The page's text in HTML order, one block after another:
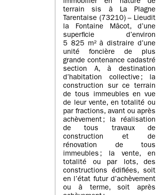
immobilier en nature de
terrain sis à La Plagne
Tarentaise (73210) – Lieudit
la Fontaine Mâcot, d’une
superficie d’environ
5 825 m² à distraire d’une
unité foncière de plus
grande contenance cadastré
section A, à destination
d’habitation collective ; la
construction sur ce terrain
de tous immeubles en vue
de leur vente, en totalité ou
par fractions, avant ou après
achèvement ; la réalisation
de tous travaux de
construction et de
rénovation de tous
immeubles ; la vente, en
totalité ou par lots, des
constructions édifiées, soit
en l’état futur d’achèvement
ou à terme, soit après